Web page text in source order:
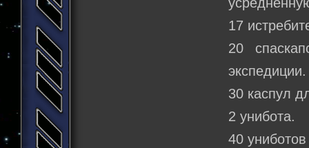
17
20
экспедиции.
30 каспул
2 унибота.
40